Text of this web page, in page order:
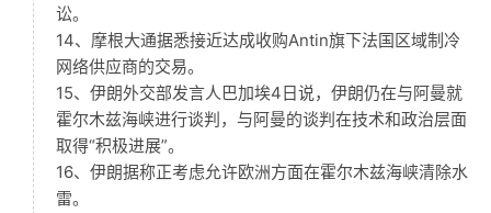
讼。
14、摩根大通据悉接近达成收购Antin旗下法国区域制冷
网络供应商的交易。
15、伊朗外交部发言人巴加埃4日说，伊朗仍在与阿曼就
霍尔木兹海峡进行谈判，与阿曼的谈判在技术和政治层面
取得“积极进展”。
16、伊朗据称正考虑允许欧洲方面在霍尔木兹海峡清除水
雷。